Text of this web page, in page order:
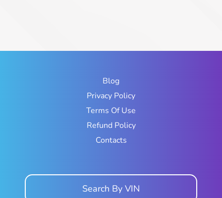
Search By VIN
Blog
Privacy Policy
Terms Of Use
Refund Policy
Contacts